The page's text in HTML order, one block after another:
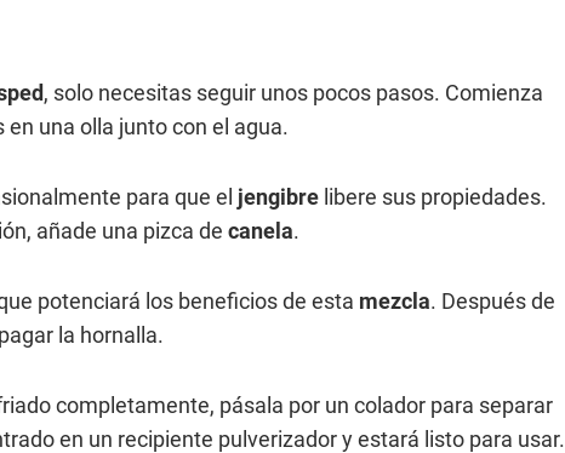
, solo necesitas seguir unos pocos pasos. Comienza
una olla junto con el agua.
para que el jengibre libere sus propiedades.
añade una pizca de canela.
potenciará los beneficios de esta mezcla. Después de
la hornalla.
completamente, pásala por un colador para separar
en un recipiente pulverizador y estará listo para usar.